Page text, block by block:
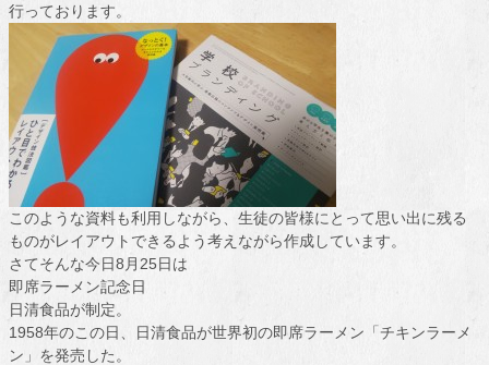
行っております。
このような資料も利用しながら、生徒の皆様にとって思い出に残る
ものがレイアウトできるよう考えながら作成しています。
さてそんな今日8月25日は
即席ラーメン記念日
日清食品が制定。
1958年のこの日、日清食品が世界初の即席ラーメン「チキンラーメ
ン」を発売した。